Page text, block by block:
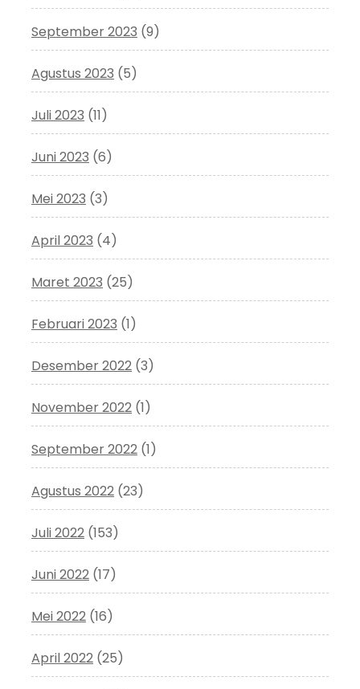
September 2023 (9)
Agustus 2023 (5)
Juli 2023 (11)
Juni 2023 (6)
Mei 2023 (3)
April 2023 (4)
Maret 2023 (25)
Februari 2023 (1)
Desember 2022 (3)
November 2022 (1)
September 2022 (1)
Agustus 2022 (23)
Juli 2022 (153)
Juni 2022 (17)
Mei 2022 (16)
April 2022 (25)